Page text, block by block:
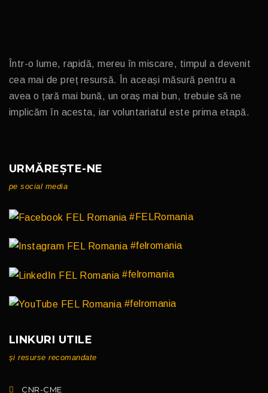
Într-o lume, rapidă, mereu în miscare, timpul a devenit
cea mai de preț resursă. În aceași măsură pentru a
avea o țară mai bună, un oraș mai bun, trebuie să ne
implicăm în acesta, iar voluntariatul este prima etapă.
URMĂREȘTE-NE
pe social media
#FELRomania
#felromania
#felromania
#felromania
LINKURI UTILE
și resurse recomandate
CNR-CME